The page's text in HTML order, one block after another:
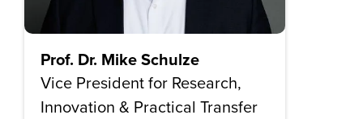
Prof. Dr. Mike Schulze
Vice President for Research,
Innovation & Practical Transfer